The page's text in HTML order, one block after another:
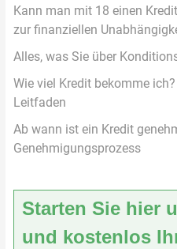
Kann man mit 18 einen
zur finanziellen
Alles, was Sie über
Wie viel Kredit bekomme
Leitfaden
Ab wann ist ein Kredit
Genehmigungsprozess
Starten Sie hier
und kostenlos